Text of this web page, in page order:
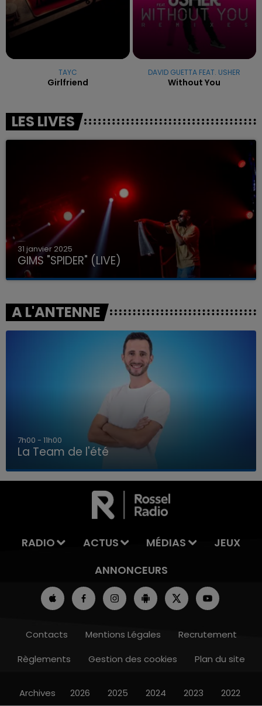
LA TEAM DE L'ÉTÉ
TAYC
Girlfriend
DAVID GUETTA FEAT. USHER
Without You
LES LIVES
31 janvier 2025
GIMS "SPIDER" (LIVE)
A L'ANTENNE
7h00 - 11h00
La Team de l'été
RADIO ACTUS MÉDIAS
JEUX
ANNONCEURS
Contacts Mentions Légales
Recrutement
Règlements
Gestion des cookies Plan du site
Archives 2026 2025 2024 2023 2022